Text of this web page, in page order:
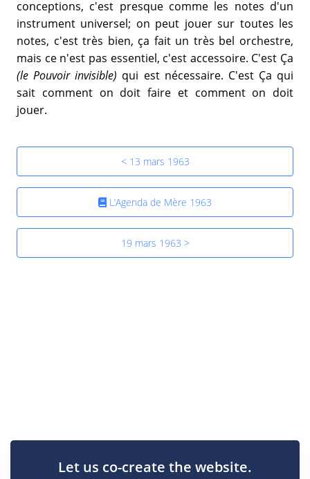
conceptions, c'est presque comme les notes d'un
instrument universel; on peut jouer sur toutes les
notes, c'est très bien, ça fait un très bel orchestre,
mais ce n'est pas essentiel, c'est accessoire. C'est Ça
(le Pouvoir invisible) qui est nécessaire. C'est Ça qui
sait comment on doit faire et comment on doit
jouer.
< 13 mars 1963
L’Agenda de Mère 1963
19 mars 1963 >
Let us co-create the website.